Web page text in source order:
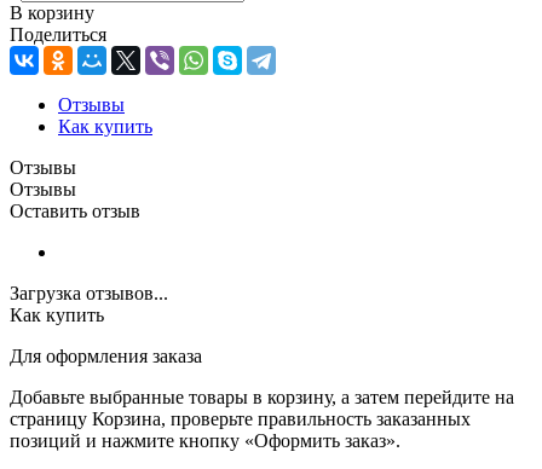
В корзину
Поделиться
Отзывы
Как купить
Отзывы
Отзывы
Оставить отзыв
Загрузка отзывов...
Как купить
Для оформления заказа
Добавьте выбранные товары в корзину, а затем перейдите на
страницу Корзина, проверьте правильность заказанных
позиций и нажмите кнопку «Оформить заказ».